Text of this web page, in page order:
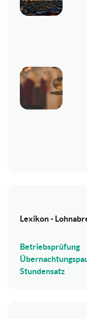
Lexikon -
Betriebsprüfung
Stundensatz